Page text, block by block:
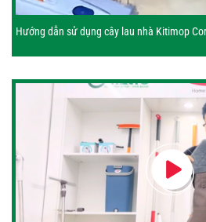
Hướng dẫn sử dụng cây lau nhà Kitimop